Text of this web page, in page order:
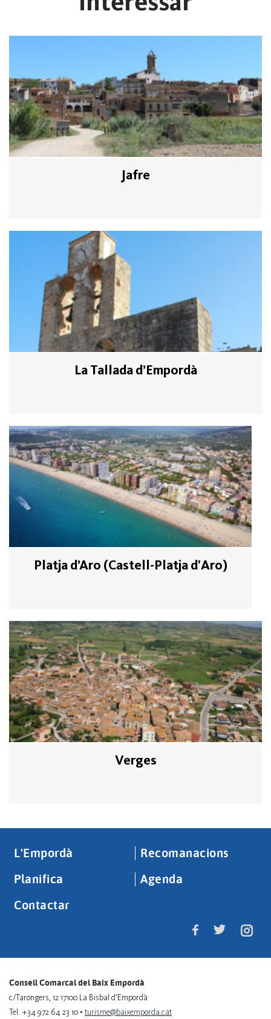
Jafre
La Tallada d’Empordà
Platja d’Aro (Castell-Platja d'Aro)
Verges
L'Empordà
Recomanacions
Planifica
Agenda
Contactar
Consell Comarcal del Baix Empordà
c/Tarongers, 12 17100 La Bisbal d'Empordà
Tel. +34 972 64 23 10 • turisme@baixemporda.cat